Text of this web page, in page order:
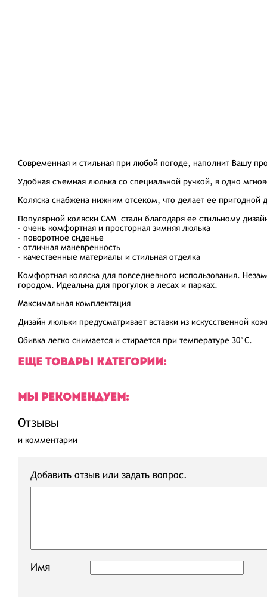
Современная и стильная при любой погоде, наполнит Вашу
Удобная съемная люлька со специальной ручкой, в одно
Коляска снабжена нижним отсеком, что делает ее
Популярной коляски CAM стали благодаря ее стильному
- очень комфортная и просторная зимняя люлька
- поворотное сиденье
- отличная маневренность
- качественные материалы и стильная отделка
Комфортная коляска для повседневного использования.
городом. Идеальна для прогулок в лесах и парках.
Максимальная комплектация
Дизайн люльки предусматривает вставки из искусственной
Обивка легко снимается и стирается при температуре 30°C.
ЕЩЕ ТОВАРЫ КАТЕГОРИИ:
МЫ РЕКОМЕНДУЕМ:
Отзывы
и комментарии
Добавить отзыв или задать вопрос.
Имя